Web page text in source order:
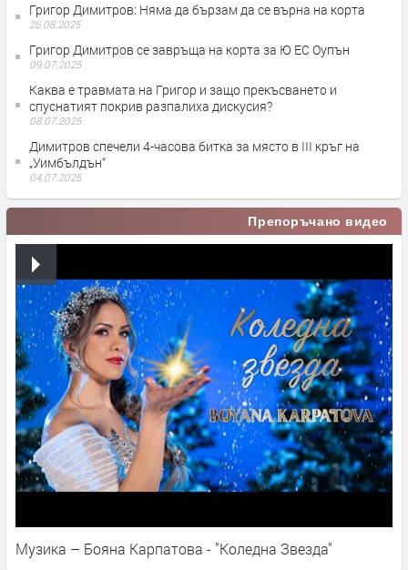
Григор Димитров: Няма да бързам да се върна на корта
26.08.2025
Григор Димитров се завръща на корта за Ю ЕС Оупън
09.07.2025
Каква е травмата на Григор и защо прекъсването и
спуснатият покрив разпалиха дискусия?
08.07.2025
Димитров спечели 4-часова битка за място в III кръг на
„Уимбълдън“
04.07.2025
Препоръчано видео
Музика – Бояна Карпатова - "Коледна Звезда"